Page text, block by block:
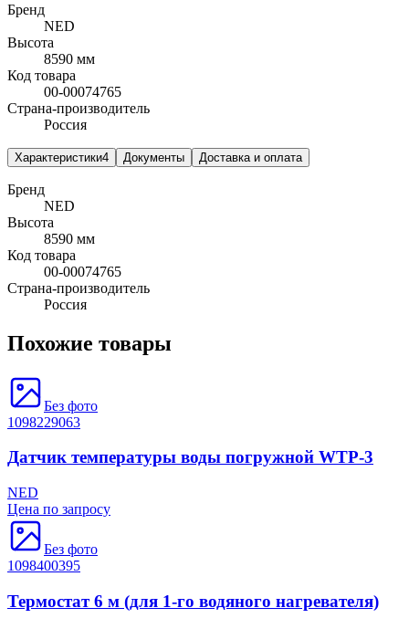
Бренд
NED
Высота
8590 мм
Код товара
00-00074765
Страна-производитель
Россия
Характеристики4 Документы Доставка и оплата
Бренд
NED
Высота
8590 мм
Код товара
00-00074765
Страна-производитель
Россия
Похожие товары
Без фото
1098229063
Датчик температуры воды погружной WTP-3
NED
Цена по запросу
Без фото
1098400395
Термостат 6 м (для 1-го водяного нагревателя)